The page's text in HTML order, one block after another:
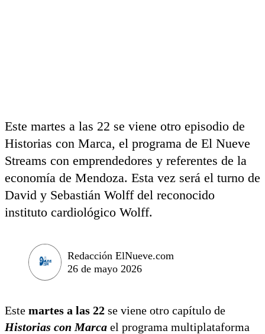
Este martes a las 22 se viene otro episodio de
Historias con Marca, el programa de El Nueve
Streams con emprendedores y referentes de la
economía de Mendoza. Esta vez será el turno de
David y Sebastián Wolff del reconocido
instituto cardiológico Wolff.
Redacción ElNueve.com
26 de mayo 2026
Este martes a las 22 se viene otro capítulo de
Historias con Marca el programa multiplataforma